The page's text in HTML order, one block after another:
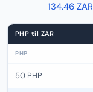
134.46 ZAR
PHP til ZAR
PHP
50 PHP